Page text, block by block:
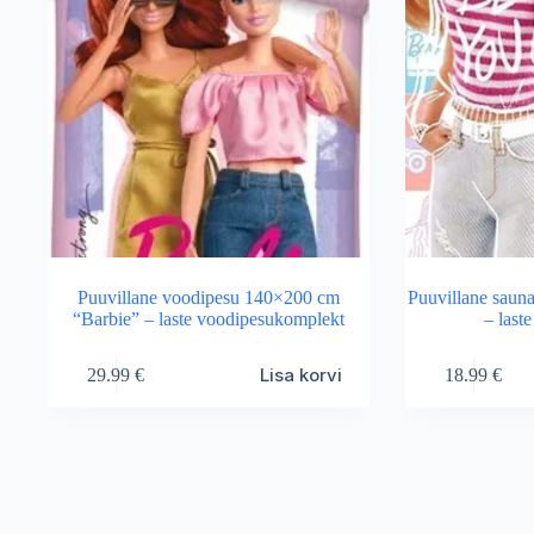
Puuvillane voodipesu 140×200 cm
“Barbie” – laste voodipesukomplekt
29.99€ Lisa korvi
Puuvillane
–
18.99€